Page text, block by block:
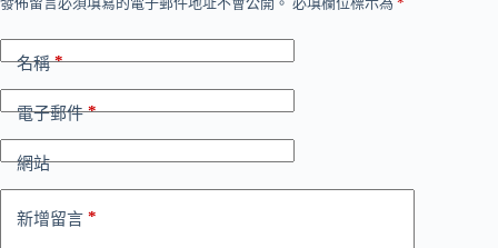
名稱*
電子郵件*
網站
新增留言 *